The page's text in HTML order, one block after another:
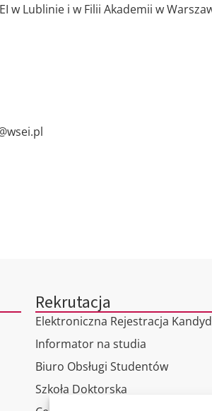
w Lublinie i w Filii Akademii w
Rekrutacja
Elektroniczna Rejestracja
Informator na studia
Biuro Obsługi Studentów
Szkoła Doktorska